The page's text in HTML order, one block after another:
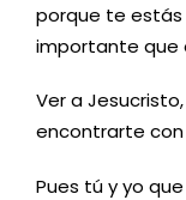
porque te estás
importante que
Ver a
encontrarte con
Pues tú y yo